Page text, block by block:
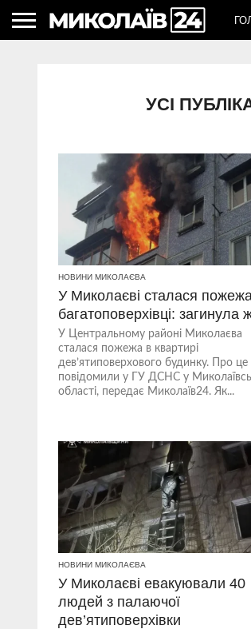
УСІ
НОВИНИ МИКОЛАЄВА
У Миколаєві сталася
багатоповерхівці: загинула
У Центральному районі Миколаєва
сталася пожежа в квартирі
дев’ятиповерхового будинку. Про це
повідомили у ГУ ДСНС у
області, передає Миколаїв24. Як...
НОВИНИ МИКОЛАЄВА
У Миколаєві евакуювали 40
людей з палаючої
дев’ятиповерхівки